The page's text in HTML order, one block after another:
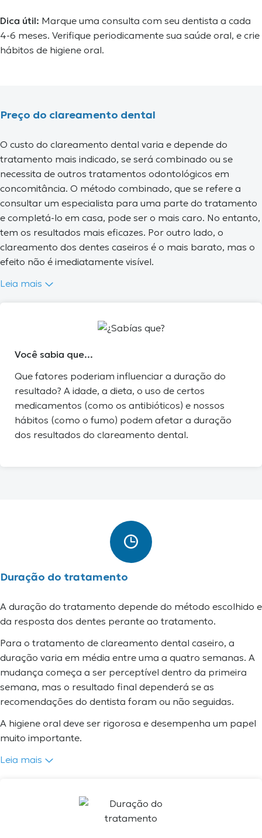
Dica útil: Marque uma consulta com seu dentista a cada
4-6 meses. Verifique periodicamente sua saúde oral, e crie
hábitos de higiene oral.
Preço do clareamento dental
O custo do clareamento dental varia e depende do
tratamento mais indicado, se será combinado ou se
necessita de outros tratamentos odontológicos em
concomitância. O método combinado, que se refere a
consultar um especialista para uma parte do tratamento
e completá-lo em casa, pode ser o mais caro. No entanto,
tem os resultados mais eficazes. Por outro lado, o
clareamento dos dentes caseiros é o mais barato, mas o
efeito não é imediatamente visível.
Leia mais
Você sabia que...
Que fatores poderiam influenciar a duração do
resultado? A idade, a dieta, o uso de certos
medicamentos (como os antibióticos) e nossos
hábitos (como o fumo) podem afetar a duração
dos resultados do clareamento dental.
Duração do tratamento
A duração do tratamento depende do método escolhido e
da resposta dos dentes perante ao tratamento.
Para o tratamento de clareamento dental caseiro, a
duração varia em média entre uma a quatro semanas. A
mudança começa a ser perceptível dentro da primeira
semana, mas o resultado final dependerá se as
recomendações do dentista foram ou não seguidas.
A higiene oral deve ser rigorosa e desempenha um papel
muito importante.
Leia mais